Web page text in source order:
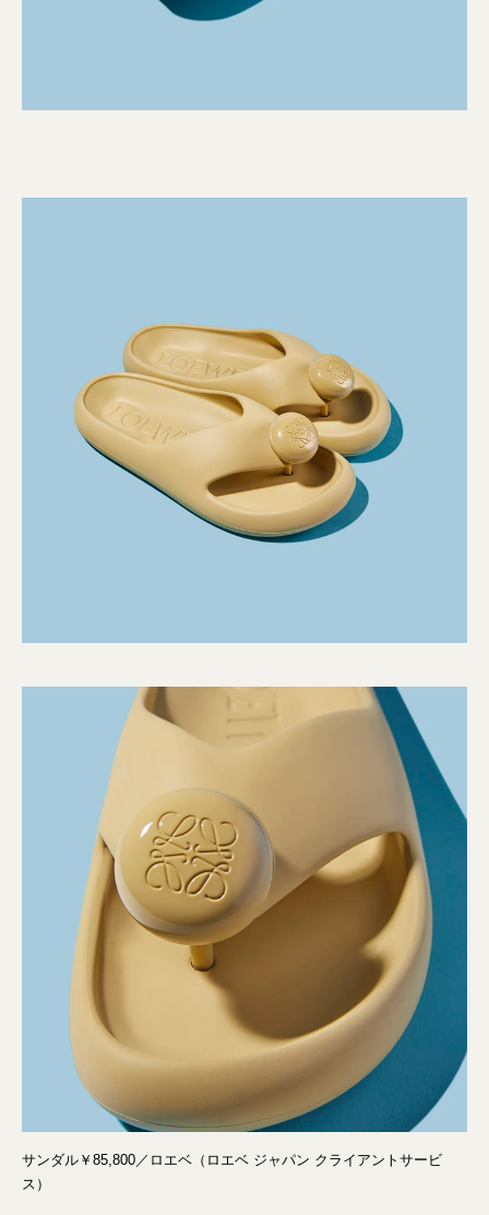
サンダル￥85,800／ロエベ（ロエベ ジャパン クライアントサービ
ス）